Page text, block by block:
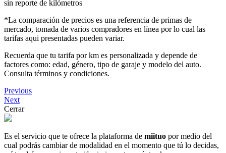
sin reporte de kilómetros
*La comparación de precios es una referencia de primas de
mercado, tomada de varios compradores en línea por lo cual las
tarifas aqui presentadas pueden variar.
Recuerda que tu tarifa por km es personalizada y depende de
factores como: edad, género, tipo de garaje y modelo del auto.
Consulta términos y condiciones.
Previous
Next
Cerrar
Es el servicio que te ofrece la plataforma de miituo por medio del
cual podrás cambiar de modalidad en el momento que tú lo decidas,